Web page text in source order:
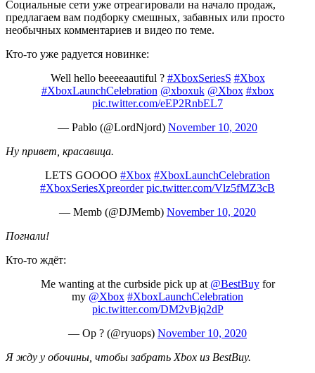
Социальные сети уже отреагировали на начало продаж,
предлагаем вам подборку смешных, забавных или просто
необычных комментариев и видео по теме.
Кто-то уже радуется новинке:
Well hello beeeeaautiful ? #XboxSeriesS #Xbox
#XboxLaunchCelebration @xboxuk @Xbox #xbox
pic.twitter.com/eEP2RnbEL7
— Pablo (@LordNjord) November 10, 2020
Ну привет, красавица.
LETS GOOOO #Xbox #XboxLaunchCelebration
#XboxSeriesXpreorder pic.twitter.com/Vlz5fMZ3cB
— Memb (@DJMemb) November 10, 2020
Погнали!
Кто-то ждёт:
Me wanting at the curbside pick up at @BestBuyfor
my @Xbox #XboxLaunchCelebration
pic.twitter.com/DM2vBjq2dP
— Op ? (@ryuops) November 10, 2020
Я жду у обочины, чтобы забрать Xbox из BestBuy.